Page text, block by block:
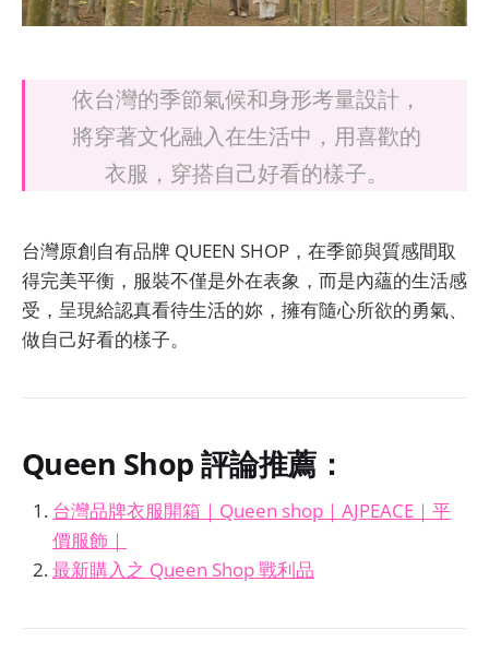
依台灣的季節氣候和身形考量設計，
將穿著文化融入在生活中，用喜歡的
衣服，穿搭自己好看的樣子。
台灣原創自有品牌 QUEEN SHOP，在季節與質感間取
得完美平衡，服裝不僅是外在表象，而是內蘊的生活感
受，呈現給認真看待生活的妳，擁有隨心所欲的勇氣、
做自己好看的樣子。
Queen Shop 評論推薦：
台灣品牌衣服開箱｜Queen shop｜AJPEACE｜平
價服飾｜
最新購入之 Queen Shop 戰利品